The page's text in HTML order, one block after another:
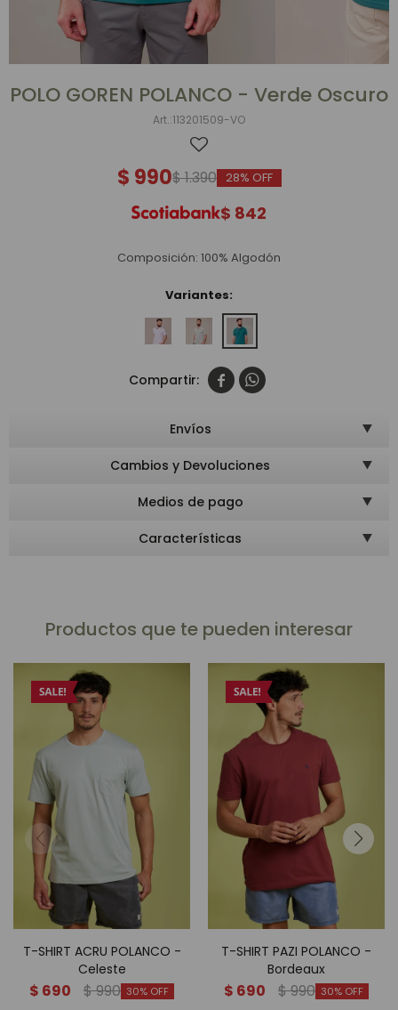
POLO GOREN POLANCO - Verde Oscuro
113201509-VO
$ 990$1.390 28
$ 842
Composición: 100% Algodón
Variantes:
 
Envíos
Cambios y Devoluciones
Medios de pago
Características
Productos que te pueden interesar
T-SHIRT ACRU POLANCO -
Celeste
$ 690 $990 30
T-SHIRT PAZI POLANCO -
Bordeaux
$ 690 $990 30